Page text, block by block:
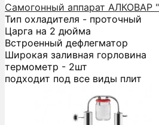
Самогонный аппарат АЛКОВАР
Тип охладителя - проточный
Царга на 2 дюйма
Встроенный дефлегматор
Широкая заливная горловина
термометр - 2шт
подходит под все виды плит